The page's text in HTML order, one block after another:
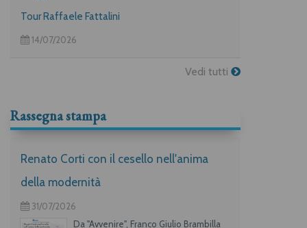
Tour Raffaele Fattalini
14/07/2026
Vedi tutti
Rassegna stampa
Renato Corti con il cesello nell'anima
della modernità
31/07/2026
Da "Avvenire", Franco Giulio Brambilla